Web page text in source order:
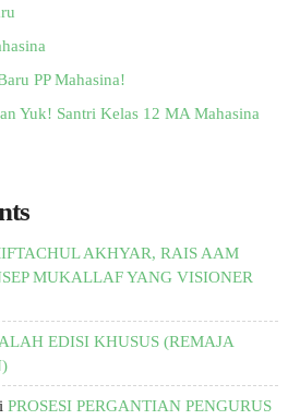
PP Mahasina!
Yuk! Santri Kelas 12 MA Mahasina
AKHYAR, RAIS AAM
MUKALLAF YANG VISIONER
EDISI KHUSUS (REMAJA
PROSESI PERGANTIAN PENGURUS